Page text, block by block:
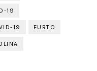
19
19 FURTO